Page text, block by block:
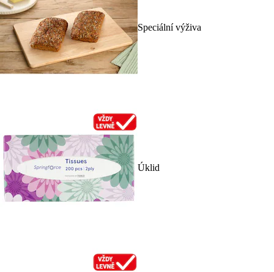
Speciální výživa
Úklid